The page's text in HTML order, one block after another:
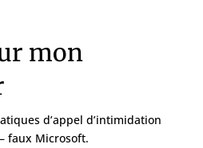
mon
d’appel d’intimidation
faux Microsoft.